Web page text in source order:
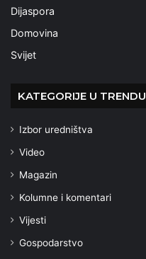
Dijaspora
Domovina
Svijet
KATEGORIJE U TRENDU
Izbor uredništva
Video
Magazin
Kolumne i komentari
Vijesti
Gospodarstvo